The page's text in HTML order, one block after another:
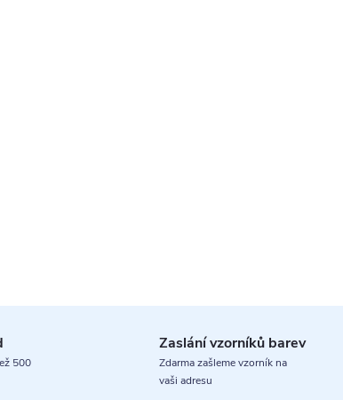
500
Zaslání vzorníků barev
Zdarma zašleme vzorník na
vaši adresu